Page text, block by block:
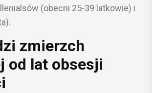
(obecni 25-39 latkowie) i
zmierzch
od lat obsesji